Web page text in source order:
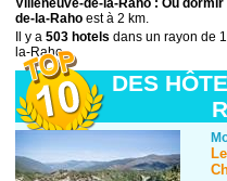
Villeneuve-de-la-Raho : Ou dormir
de-la-Raho est à 2 km.
Il y a503 hotels dans un rayon de
la-Raho.
DES